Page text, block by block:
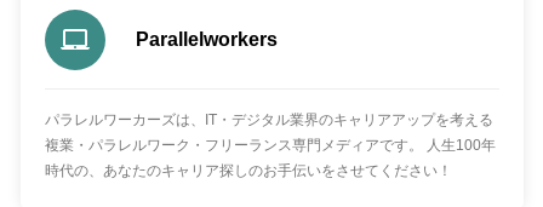
Parallelworkers
パラレルワーカーズは、IT・デジタル業界のキャリアアップを考える
複業・パラレルワーク・フリーランス専門メディアです。 人生100年
時代の、あなたのキャリア探しのお手伝いをさせてください！